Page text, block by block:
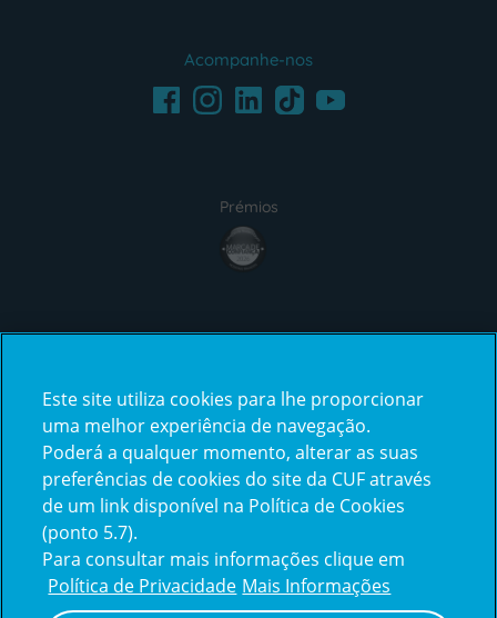
Acompanhe-nos
FacebookInstagramLinkedInTikTokYoutube
Prémios
award4
certification2certification3
Reclamações
e
elogios
Este site utiliza cookies para lhe proporcionar
uma melhor experiência de navegação.
Poderá a qualquer momento, alterar as suas
preferências de cookies do site da CUF através
de um link disponível na Política de Cookies
(ponto 5.7).
Para consultar mais informações clique em
Política de Privacidade Mais Informações